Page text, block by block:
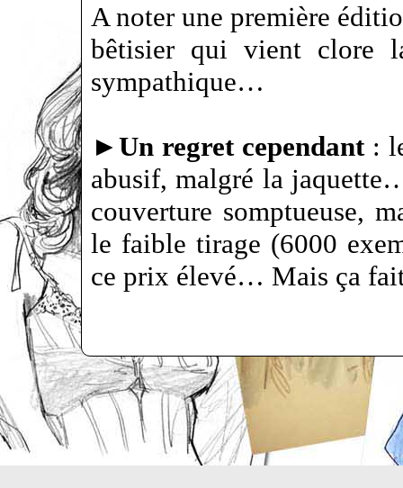
A noter une première
bêtisier qui vient clore
sympathique…
►Un regret cependant:
abusif, malgré la
couverture somptueuse,
le faible tirage (6000
ce prix élevé… Mais ça